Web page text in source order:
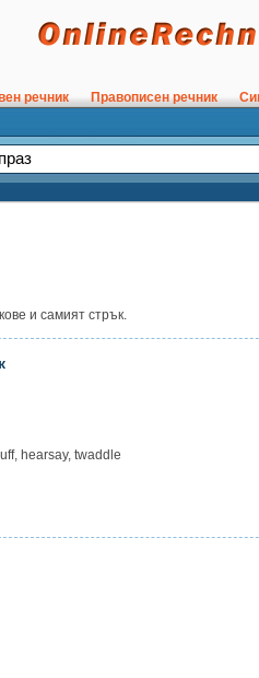
речник Правописен речник
и самият стрък.
hearsay, twaddle